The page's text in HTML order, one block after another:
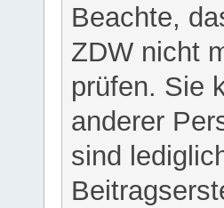
Beachte,
ZDW nicht
prüfen. Sie
anderer
sind